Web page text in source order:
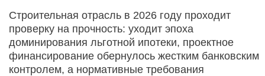
Строительная отрасль в 2026 году проходит
проверку на прочность: уходит эпоха
доминирования льготной ипотеки, проектное
финансирование обернулось жестким банковским
контролем, а нормативные требования